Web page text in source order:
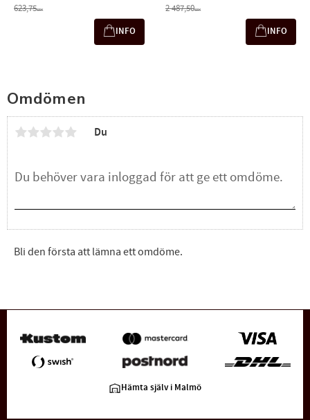
Omdömen
Du
Bli den första att lämna ett omdöme.
623,75SEK
INFO
2 487,50SEK
INFO
Hämta själv i Malmö